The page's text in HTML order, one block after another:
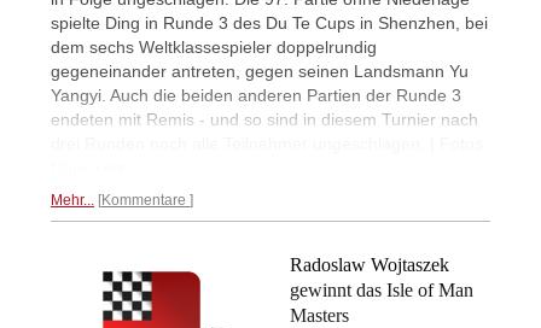
spielte Ding in Runde 3 des Du Te Cups in Shenzhen, bei
dem sechs Weltklassespieler doppelrundig
gegeneinander antreten, gegen seinen Landsmann Yu
Yangyi. Auch die beiden anderen Partien der Runde 3
endeten mit Remis - und so sind in diesem Turnier nach
Mehr... Kommentare
Radoslaw Wojtaszek
gewinnt das Isle of Man
Masters